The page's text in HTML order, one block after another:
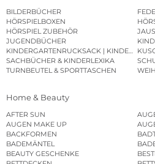
BILDERBÜCHER
HÖRSPIELBOXEN
HÖRSPIEL ZUBEHÖR
JUGENDBÜCHER
KINDERGARTENRUCKSACK |
SACHBÜCHER & KINDERLEXIKA
TURNBEUTEL & SPORTTASCHEN
Home & Beauty
AFTER SUN
AUGEN MAKE UP
BACKFORMEN
BADEMÄNTEL
BEAUTY GESCHENKE